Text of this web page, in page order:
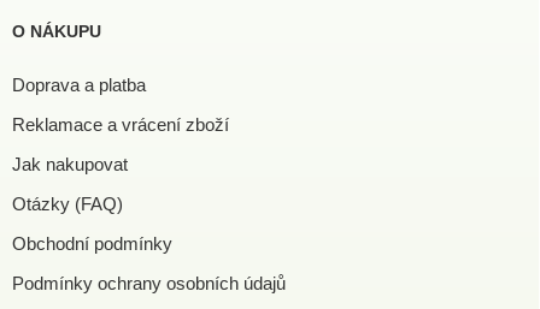
O NÁKUPU
Doprava a platba
Reklamace a vrácení zboží
Jak nakupovat
Otázky (FAQ)
Obchodní podmínky
Podmínky ochrany osobních údajů